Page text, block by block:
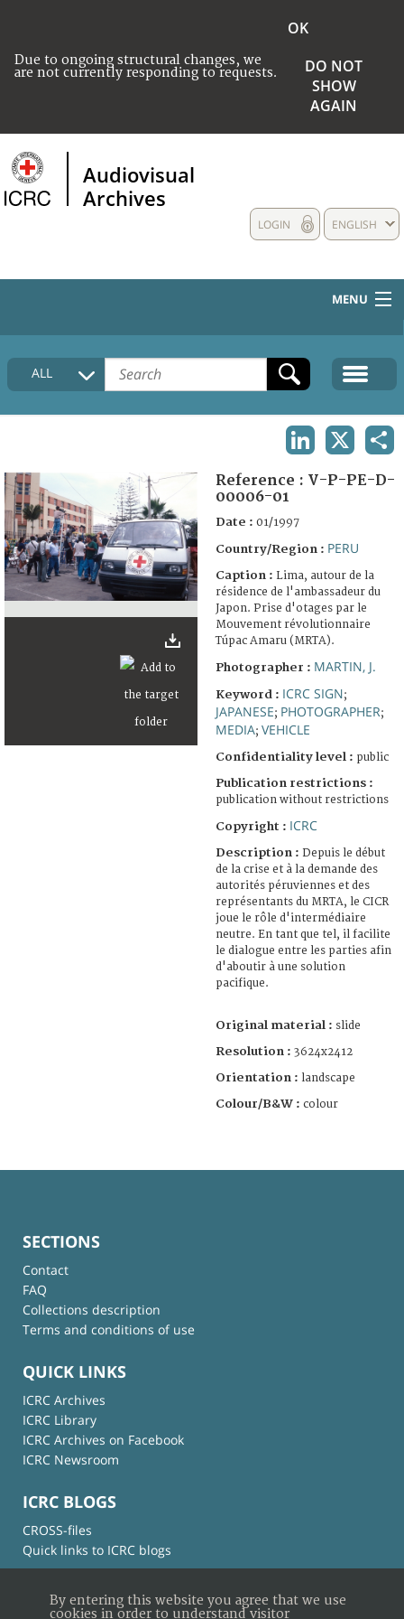
Due to ongoing structural changes, we
are not currently responding to requests.
OK
DO NOT
SHOW
AGAIN
Audiovisual
Archives
ENGLISH
LOGIN
MENU
HOME
COLLECTIONS DESCRIPTION
FAQ
ALL
Reference : V-P-PE-D-
00006-01
Date : 01/1997
Country/Region : PERU
Caption : Lima, autour de la
résidence de l'ambassadeur du
Japon. Prise d'otages par le
Mouvement révolutionnaire
Túpac Amaru (MRTA).
Photographer : MARTIN, J.
Keyword : ICRC SIGN;
JAPANESE; PHOTOGRAPHER;
MEDIA; VEHICLE
Confidentiality level : public
Publication restrictions :
publication without restrictions
Copyright : ICRC
Description : Depuis le début
de la crise et à la demande des
autorités péruviennes et des
représentants du MRTA, le CICR
joue le rôle d'intermédiaire
neutre. En tant que tel, il facilite
le dialogue entre les parties afin
d'aboutir à une solution
pacifique.
Original material : slide
Resolution : 3624x2412
Orientation : landscape
Colour/B&W : colour
SECTIONS
Contact
FAQ
Collections description
Terms and conditions of use
QUICK LINKS
ICRC Archives
ICRC Library
ICRC Archives on Facebook
ICRC Newsroom
ICRC BLOGS
CROSS-files
Quick links to ICRC blogs
By entering this website you agree that we use
cookies in order to understand visitor